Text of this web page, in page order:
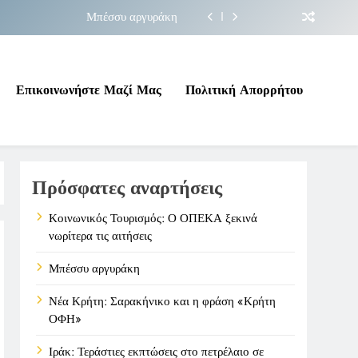
Μπέσσυ αργυράκη
επικίνδυνη γεωπολιτική συγκυρία
Μπέσσυ αργυράκη
και η φράση «Κρήτη ΟΦΗ»
επικίνδυνη γεωπολιτική συγκυρία
Επικοινωνήστε Μαζί Μας Πολιτική Απορρήτου
Πρόσφατες αναρτήσεις
Κοινωνικός Τουρισμός: Ο ΟΠΕΚΑ ξεκινά
νωρίτερα τις αιτήσεις
Μπέσσυ αργυράκη
Νέα Κρήτη: Σαρακήνικο και η φράση «Κρήτη
ΟΦΗ»
Ιράκ: Τεράστιες εκπτώσεις στο πετρέλαιο σε